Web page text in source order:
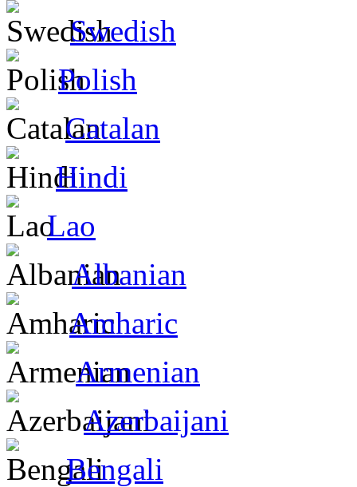
Swedish
Polish
Catalan
Hindi
Lao
Albanian
Amharic
Armenian
Azerbaijani
Bengali